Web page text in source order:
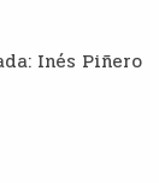
Inés Piñero